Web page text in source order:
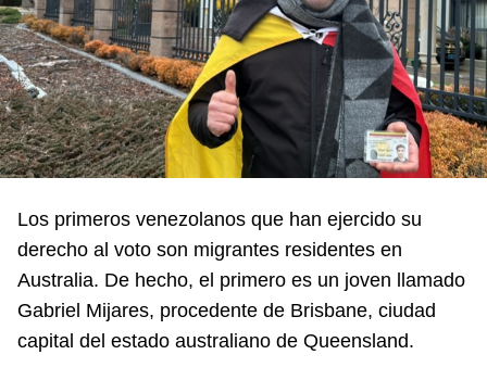
Los primeros venezolanos que han ejercido su
derecho al voto son migrantes residentes en
Australia. De hecho, el primero es un joven llamado
Gabriel Mijares, procedente de Brisbane, ciudad
capital del estado australiano de Queensland.